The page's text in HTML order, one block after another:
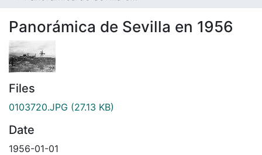
Panorámica de Sevilla en 1956
Files
0103720.JPG (27.13 KB)
Date
1956-01-01